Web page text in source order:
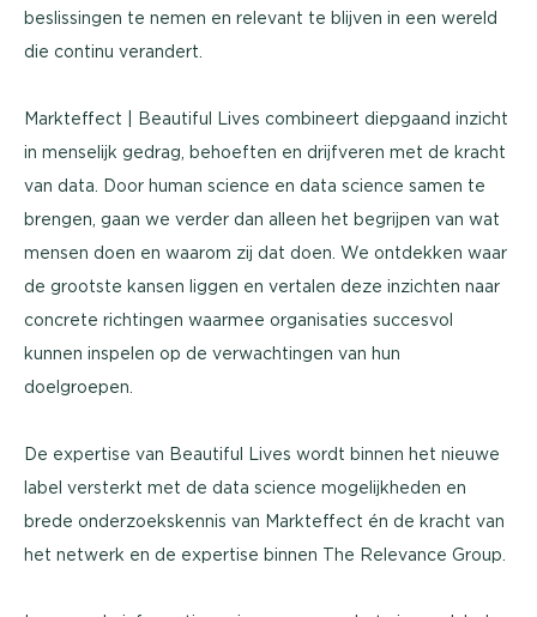
beslissingen te nemen en relevant te blijven in een wereld
die continu verandert.
Markteffect | Beautiful Lives combineert diepgaand inzicht
in menselijk gedrag, behoeften en drijfveren met de kracht
van data. Door human science en data science samen te
brengen, gaan we verder dan alleen het begrijpen van wat
mensen doen en waarom zij dat doen. We ontdekken waar
de grootste kansen liggen en vertalen deze inzichten naar
concrete richtingen waarmee organisaties succesvol
kunnen inspelen op de verwachtingen van hun
doelgroepen.
De expertise van Beautiful Lives wordt binnen het nieuwe
label versterkt met de data science mogelijkheden en
brede onderzoekskennis van Markteffect én de kracht van
het netwerk en de expertise binnen The Relevance Group.